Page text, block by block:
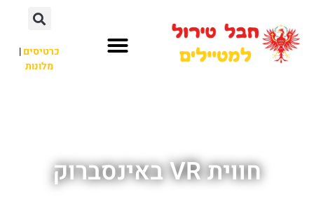
כרטיסים|
מלונות
חווית VR באינסברוק